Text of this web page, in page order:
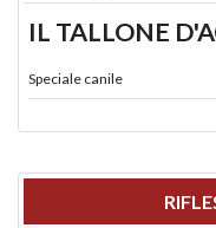
IL TALLONE
Speciale canile